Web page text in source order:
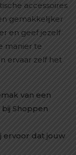
accessoires
gemakkelijker
en geef jezelf
manier te
ervaar zelf het
van een
Shoppen
ervoor dat jouw